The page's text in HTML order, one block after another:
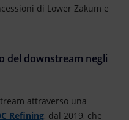
di Lower Zakum e
del downstream negli
attraverso una
Refining, dal 2019, che